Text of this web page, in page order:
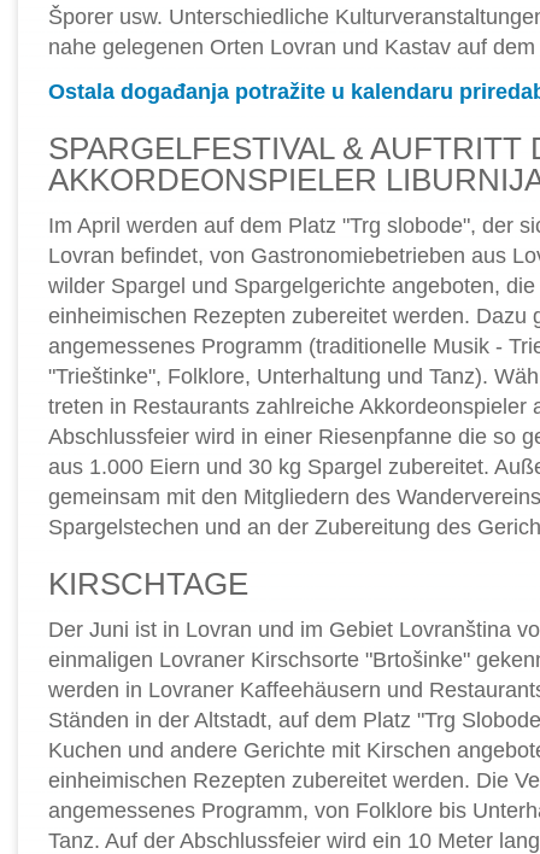
Šporer usw. Unterschiedliche
nahe gelegenen Orten Lovran und Kastav auf
Ostala događanja potražite u kalendaru
SPARGELFESTIVAL & AUFTRITT
AKKORDEONSPIELER
Im April werden auf dem Platz "Trg slobode", der
Lovran befindet, von Gastronomiebetrieben aus
wilder Spargel und Spargelgerichte angeboten,
einheimischen Rezepten zubereitet werden. Dazu
angemessenes Programm (traditionelle Musik -
"Trieštinke", Folklore, Unterhaltung und Tanz).
treten in Restaurants zahlreiche Akkordeonspieler
Abschlussfeier wird in einer Riesenpfanne die so
aus 1.000 Eiern und 30 kg Spargel zubereitet.
gemeinsam mit den Mitgliedern des
Spargelstechen und an der Zubereitung des
KIRSCHTAGE
Der Juni ist in Lovran und im Gebiet Lovranština
einmaligen Lovraner Kirschsorte "Brtošinke"
werden in Lovraner Kaffeehäusern und
Ständen in der Altstadt, auf dem Platz "Trg
Kuchen und andere Gerichte mit Kirschen
einheimischen Rezepten zubereitet werden. Die
angemessenes Programm, von Folklore bis
Tanz. Auf der Abschlussfeier wird ein 10 Meter